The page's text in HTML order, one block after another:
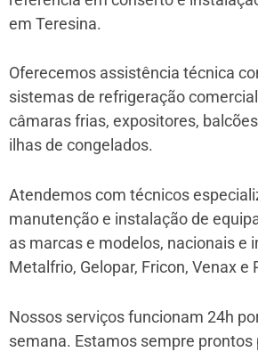
em Teresina.
Oferecemos assistência técnica
sistemas de refrigeração
câmaras frias, expositores,
ilhas de congelados.
Atendemos com técnicos
manutenção e instalação de
as marcas e modelos, nacionais e
Metalfrio, Gelopar, Fricon, Venax e
Nossos serviços funcionam 24h
semana. Estamos sempre prontos